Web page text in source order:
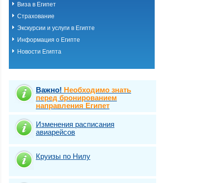
Виза в Египет
Страхование
Экскурсии и услуги в Египте
Информация о Египте
Новости Египта
Важно! Необходимо знать
перед бронированием
направления Египет
Изменения расписания
авиарейсов
Круизы по Нилу